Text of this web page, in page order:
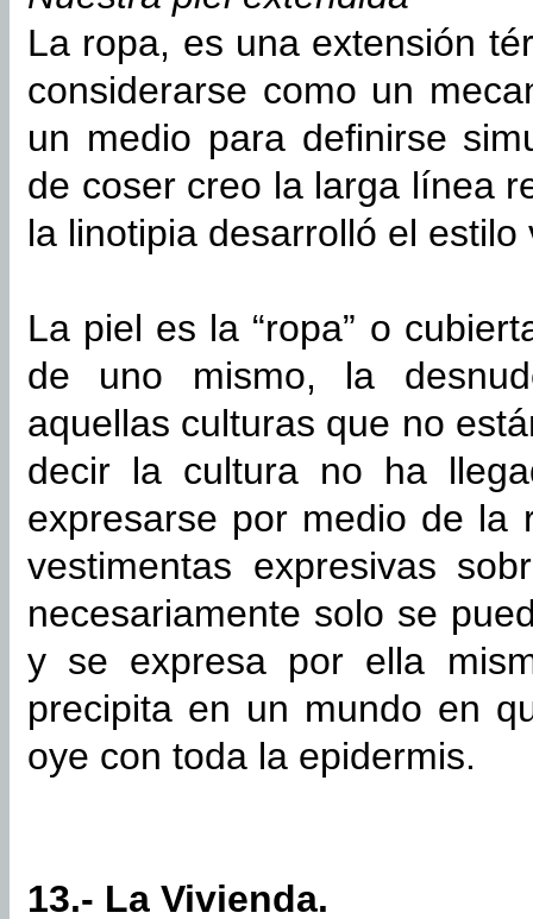
La ropa, es una extensión
considerarse como un
un medio para definirse
de coser creo la larga línea
la linotipia desarrolló el estilo
La piel es la “ropa” o
de uno mismo, la
aquellas culturas que no
decir la cultura no ha
expresarse por medio de la
vestimentas expresivas
necesariamente solo se
y se expresa por ella
precipita en un mundo en
oye con toda la epidermis.
13.- La Vivienda.